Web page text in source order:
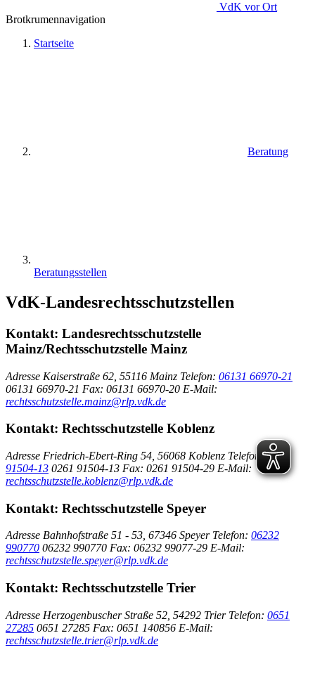
VdK vor Ort
Brotkrumennavigation
Startseite
Beratung
Beratungsstellen
VdK-Landesrechtsschutzstellen
Kontakt: Landesrechtsschutzstelle
Mainz/Rechtsschutzstelle Mainz
Adresse Kaiserstraße 62, 55116 Mainz Telefon: 06131 66970-21
06131 66970-21 Fax: 06131 66970-20 E-Mail:
rechtsschutzstelle.mainz@rlp.vdk.de
Kontakt: Rechtsschutzstelle Koblenz
Adresse Friedrich-Ebert-Ring 54, 56068 Koblenz Telefon: 0261
91504-13 0261 91504-13 Fax: 0261 91504-29 E-Mail:
rechtsschutzstelle.koblenz@rlp.vdk.de
Kontakt: Rechtsschutzstelle Speyer
Adresse Bahnhofstraße 51 - 53, 67346 Speyer Telefon: 06232
990770 06232 990770 Fax: 06232 99077-29 E-Mail:
rechtsschutzstelle.speyer@rlp.vdk.de
Kontakt: Rechtsschutzstelle Trier
Adresse Herzogenbuscher Straße 52, 54292 Trier Telefon: 0651
27285 0651 27285 Fax: 0651 140856 E-Mail:
rechtsschutzstelle.trier@rlp.vdk.de